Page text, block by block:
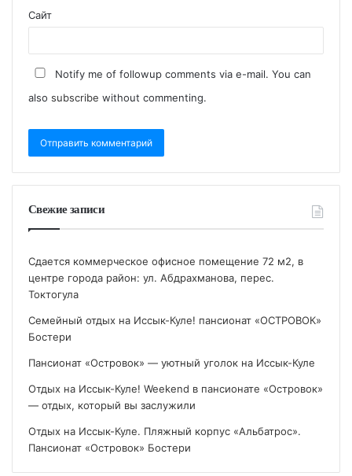
Сайт
Notify me of followup comments via e-mail. You can
also subscribe without commenting.
Свежие записи
Сдается коммерческое офисное помещение 72 м2, в
центре города район: ул. Абдрахманова, перес.
Токтогула
Семейный отдых на Иссык-Куле! пансионат «ОСТРОВОК»
Бостери
Пансионат «Островок» — уютный уголок на Иссык-Куле
Отдых на Иссык-Куле! Weekend в пансионате «Островок»
— отдых, который вы заслужили
Отдых на Иссык-Куле. Пляжный корпус «Альбатрос».
Пансионат «Островок» Бостери